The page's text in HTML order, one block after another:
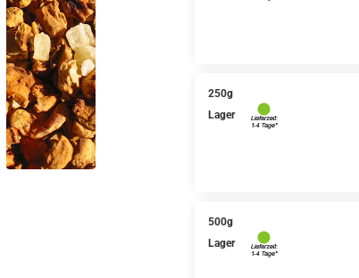
250g
Lager
500g
Lager